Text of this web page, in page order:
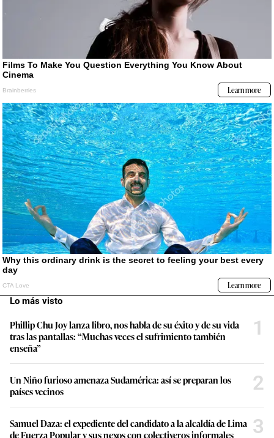
Lo más visto
Phillip Chu Joy lanza libro, nos habla de su éxito y de su vida
tras las pantallas: “Muchas veces el sufrimiento también
enseña”
1
Un Niño furioso amenaza Sudamérica: así se preparan los
países vecinos
2
Samuel Daza: el expediente del candidato a la alcaldía de Lima
de Fuerza Popular y sus nexos con colectiveros informales
3